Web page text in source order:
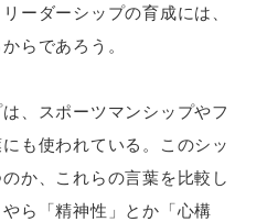
ーダーシップの育成には、
らであろう。
、スポーツマンシップやフ
も使われている。このシッ
か、これらの言葉を比較し
ら「精神性」とか「心構